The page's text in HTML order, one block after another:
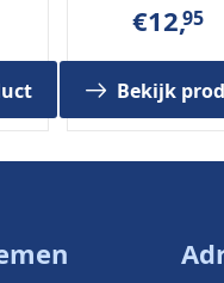
€12,95
Bekijk